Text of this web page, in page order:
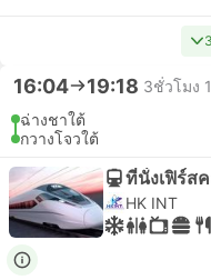
16:04 19:18 3ชั่วโมง
ฉ่างชาใต้
กวางโจวใต้
ที่นั่งเฟิร์ส
HK INT